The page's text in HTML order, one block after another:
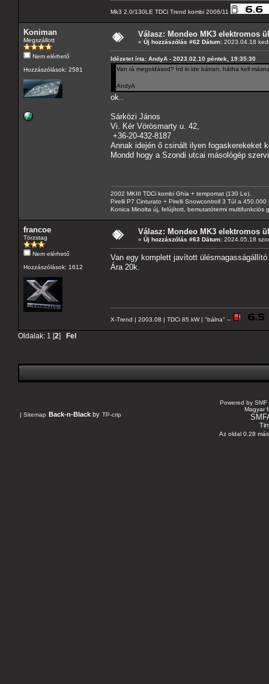
Mk3 2.0/130LE TDCi Trend kombi 2006/11
Koniman
Megszállott
Nem elérhető
Hozzászólások: 2581
Válasz: Mondeo MK3 elektromos
« Új hozzászólás #62 Dátum: 2023.04.18
Idézetet írta: AndyA - 2023.02.10 péntek, 19:35:30
Van rá megoldásod? Írd ki ide bátran, hátha kell
AndyA
ok..
Sárközi János
Vi. Kér Vörösmarty u. 42,
+36-20-432-8187
Annak idején ő csinált ilyen fogaskerekeket
Mondd hogy a Szondi utcai másológép
2002 MKIII TDCi kombi Ghia + tempomat (130 Le).
Pirelli P7 Cinturato + Pirelli Snowcontroll 3 Túl a 450.000
Konica Minolta új, felújított, bemutatótermi
francoe
Törzstag
Nem elérhető
Hozzászólások: 1612
Válasz: Mondeo MK3 elektromos
« Új hozzászólás #63 Dátum: 2024.05.18
Van egy komplett javított
Ára 20k.
X-Trend | 2003.08 | TDCi 85 kW | "bálna" --
Oldalak: 1 [2] Fel
| Sitemap Back-n-Black by TP-crip
Powered by SMF
Magyar
Az oldal 0.28